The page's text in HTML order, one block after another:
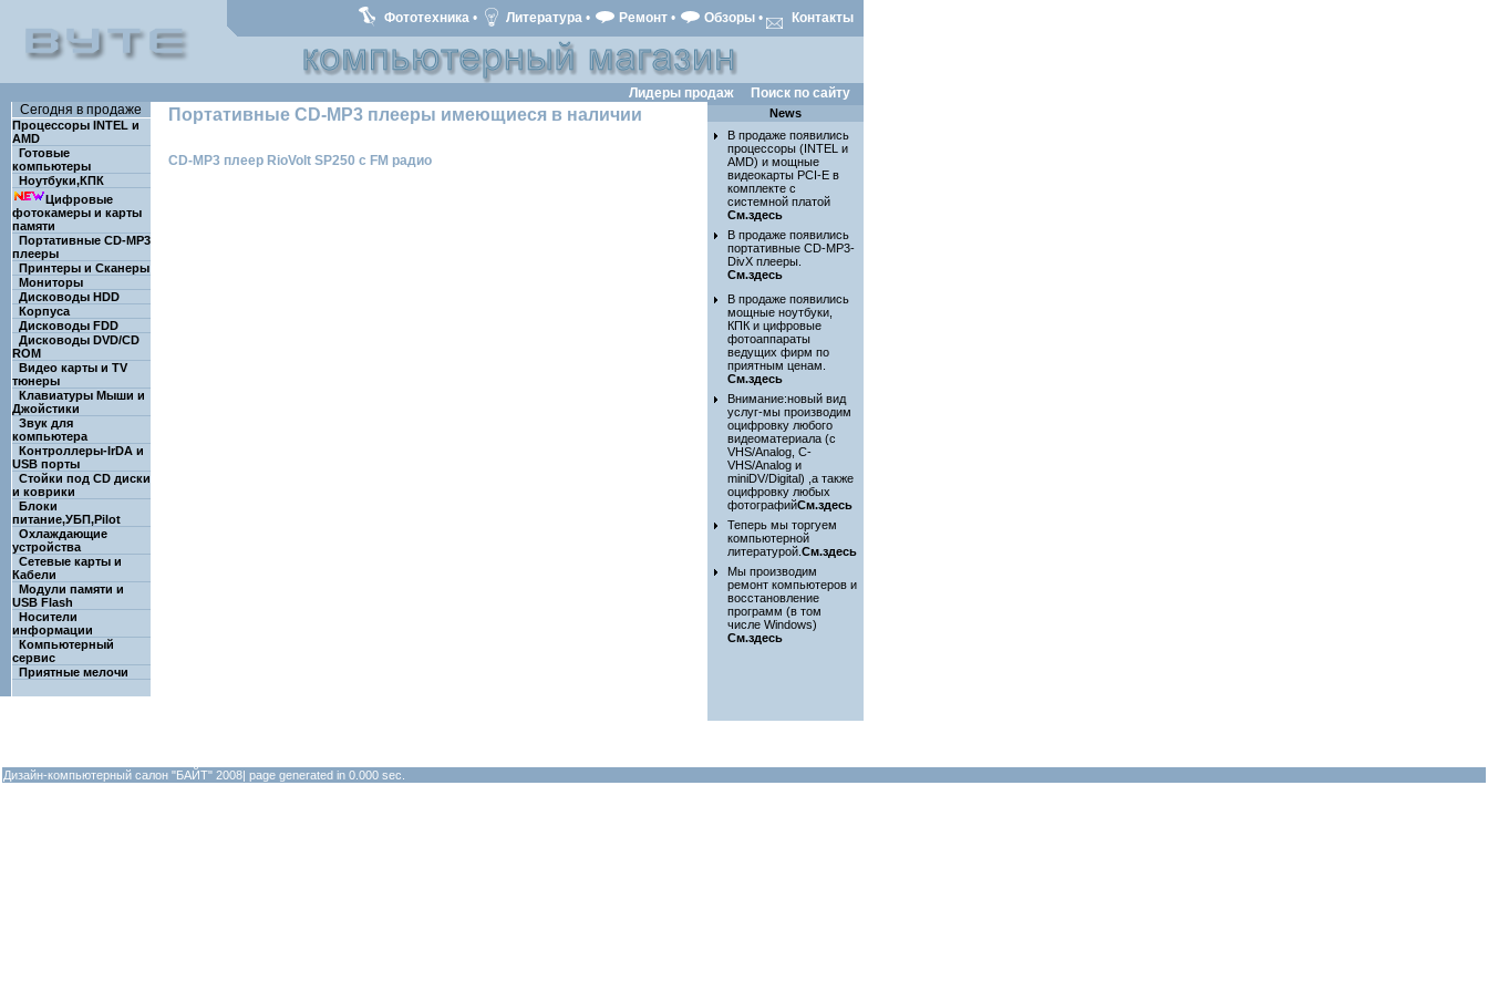
Фототехника • Литература • Ремонт • Обзоры • Контакты
Лидеры продаж
Поиск по сайту
Сегодня в продаже
Процессоры INTEL и
AMD
Готовые
компьютеры
Ноутбуки,КПК
Цифровые
фотокамеры и карты
памяти
Портативные CD-MP3
плееры
Принтеры и Сканеры
Мониторы
Дисководы HDD
Корпуса
Дисководы FDD
Дисководы DVD/CD
ROM
Видео карты и TV
тюнеры
Клавиатуры Мыши и
Джойстики
Звук для
компьютера
Контроллеры-IrDA и
USB порты
Стойки под CD диски
и коврики
Блоки
питание,УБП,Pilot
Охлаждающие
устройства
Сетевые карты и
Кабели
Модули памяти и
USB Flash
Носители
информации
Компьютерный
сервис
Приятные мелочи
Портативные CD-MP3 плееры имеющиеся в наличии
CD-MP3 плеер RioVolt SP250 с FM радио
News
В продаже появились
процессоры (INTEL и
AMD) и мощные
видеокарты PCI-E в
комплекте с
системной платой
См.здесь
В продаже появились
портативные CD-MP3-
DivX плееры.
См.здесь
В продаже появились
мощные ноутбуки,
КПК и цифровые
фотоаппараты
ведущих фирм по
приятным ценам.
См.здесь
Внимание:новый вид
услуг-мы производим
оцифровку любого
видеоматериала (с
VHS/Analog, C-
VHS/Analog и
miniDV/Digital) ,а также
оцифровку любых
фотографийСм.здесь
Теперь мы торгуем
компьютерной
литературой. См.здесь
Мы производим
ремонт компьютеров и
восстановление
программ (в том
числе Windows)
См.здесь
Дизайн-компьютерный салон "БАЙТ" 2008| page generated in 0.000 sec.